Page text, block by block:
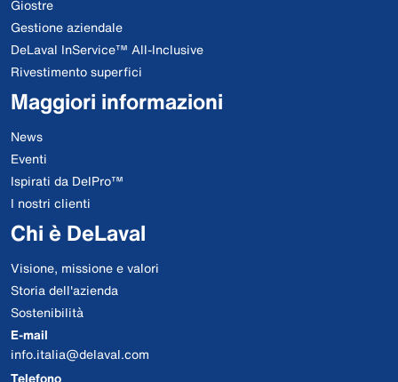
Giostre
Gestione aziendale
DeLaval InService™ All-Inclusive
Rivestimento superfici
Maggiori informazioni
News
Eventi
Ispirati da DelPro™
I nostri clienti
Chi è DeLaval
Visione, missione e valori
Storia dell'azienda
Sostenibilità
E-mail
info.italia@delaval.com
Telefono